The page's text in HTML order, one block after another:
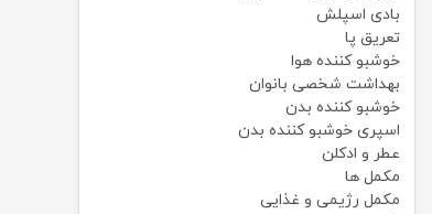
بادی اسپلش
تعریق پا
خوشبو کننده هوا
بهداشت شخصی بانوان
خوشبو کننده بدن
اسپری خوشبو کننده بدن
عطر و ادکلن
مکمل ها
مکمل رژیمی و غذایی